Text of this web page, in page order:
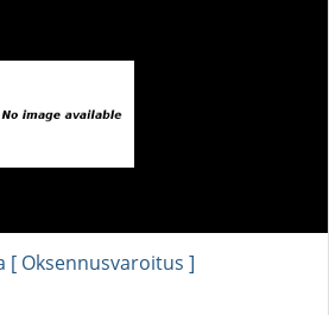
[ Oksennusvaroitus ]